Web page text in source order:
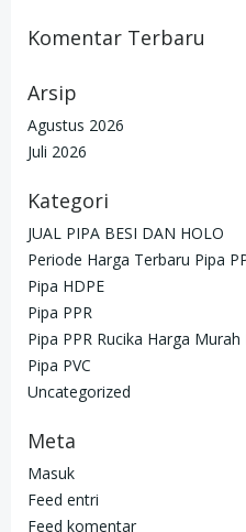
Komentar Terbaru
Arsip
Agustus 2026
Juli 2026
Kategori
JUAL PIPA BESI DAN HOLO
Periode Harga Terbaru Pipa
Pipa HDPE
Pipa PPR
Pipa PPR Rucika Harga
Pipa PVC
Uncategorized
Meta
Masuk
Feed entri
Feed komentar